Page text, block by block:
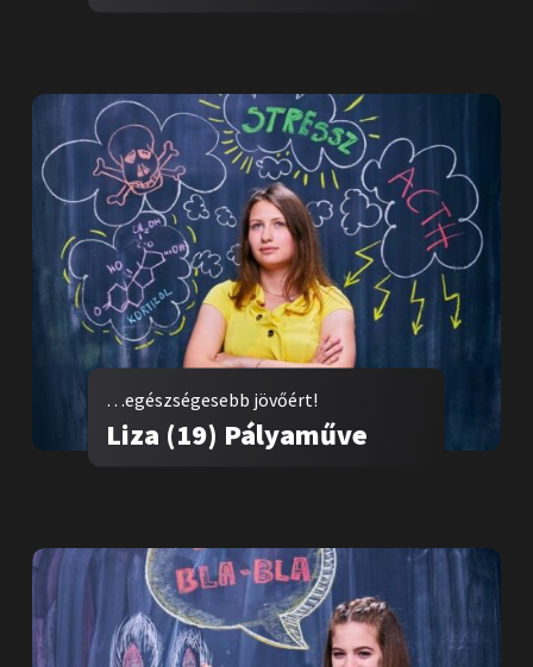
…egészségesebb jövőért!
Liza (19) Pályaműve